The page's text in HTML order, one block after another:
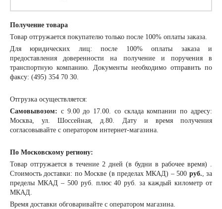
Получение товара
Товар отгружается покупателю только после 100% оплаты заказа.
Для юридических лиц: после 100% оплаты заказа и
предоставления доверенности на получение и поручения в
транспортную компанию. Документы необходимо отправить по
факсу: (495) 354 70 30.
Отгрузка осуществляется:
Самовывозом: с 9.00 до 17.00. со склада компании по адресу:
Москва, ул. Шоссейная, д.80. Дату и время получения
согласовывайте с оператором интернет-магазина.
По Московскому региону:
Товар отгружается в течение 2 дней (в будни в рабочее время) .
Стоимость доставки: по Москве (в пределах МКАД) – 500 руб., за
пределы МКАД – 500 руб. плюс 40 руб. за каждый километр от
МКАД.
Время доставки обговаривайте с оператором магазина.